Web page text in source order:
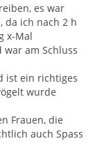
es war
da ich nach 2 h
x-Mal
am Schluss
ist ein richtiges
wurde
Frauen, die
auch Spass